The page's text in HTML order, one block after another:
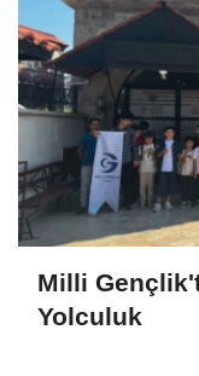
Milli
Yolculuk